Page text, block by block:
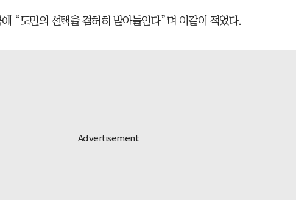
“도민의 선택을 겸허히 받아들인다”며 이같이 적었다.